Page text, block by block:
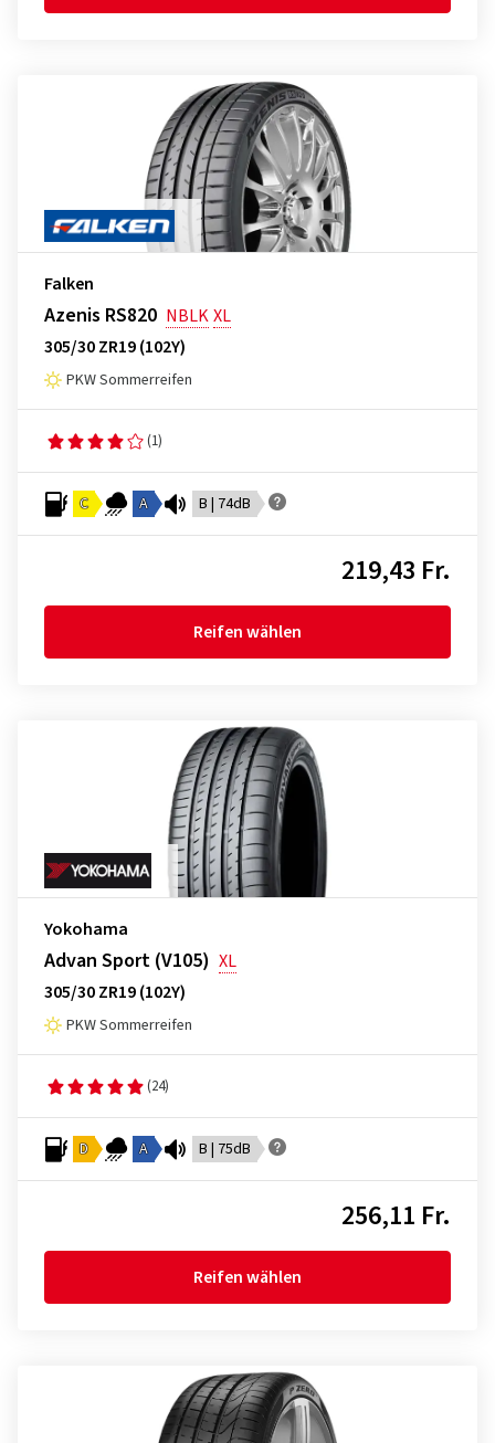
Falken
Azenis RS820 NBLKXL
305/30 ZR19 (102Y)
PKW Sommerreifen
(1)
C A B | 74dB
219,43 Fr.
Reifen wählen
Yokohama
Advan Sport (V105) XL
305/30 ZR19 (102Y)
PKW Sommerreifen
(24)
D A B | 75dB
256,11 Fr.
Reifen wählen